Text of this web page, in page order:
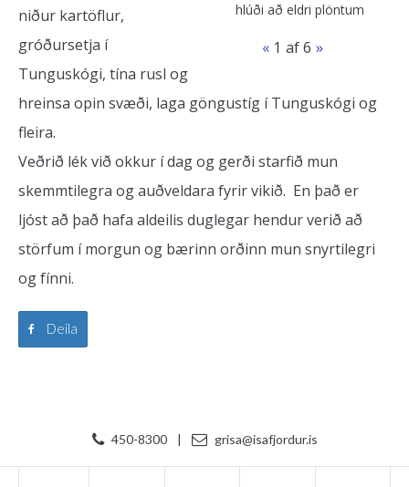
hlúði að eldri plöntum
« 1 af 6 »
niður kartöflur,
gróðursetja í
Tunguskógi, tína rusl og
hreinsa opin svæði, laga göngustíg í Tunguskógi og
fleira.
Veðrið lék við okkur í dag og gerði starfið mun
skemmtilegra og auðveldara fyrir vikið. En það er
ljóst að það hafa aldeilis duglegar hendur verið að
störfum í morgun og bærinn orðinn mun snyrtilegri
og fínni.
Deila
450-8300 | grisa@isafjordur.is